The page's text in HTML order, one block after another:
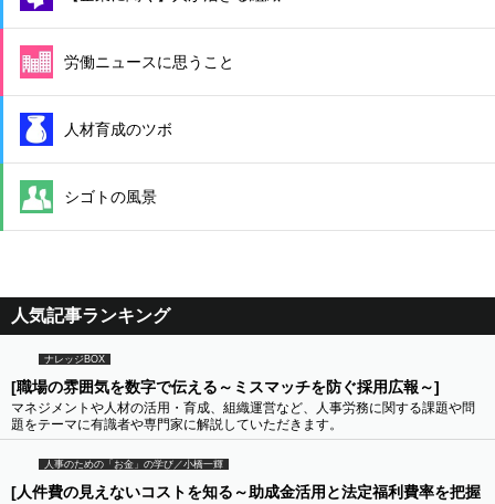
労働ニュースに思うこと
人材育成のツボ
シゴトの風景
人気記事ランキング
ナレッジBOX
[職場の雰囲気を数字で伝える～ミスマッチを防ぐ採用広報～]
マネジメントや人材の活用・育成、組織運営など、人事労務に関する課題や問
題をテーマに有識者や専門家に解説していただきます。
人事のための「お金」の学び／小橋一輝
[人件費の見えないコストを知る～助成金活用と法定福利費率を把握